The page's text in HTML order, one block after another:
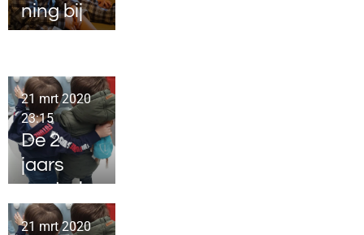
ning bij
een
De 2
jaars
controle
21 mrt 2020
23:15
21 mrt 2020